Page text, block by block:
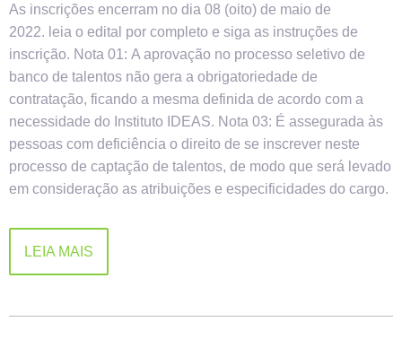
As inscrições encerram no dia 08 (oito) de maio de
2022. leia o edital por completo e siga as instruções de
inscrição. Nota 01: A aprovação no processo seletivo de
banco de talentos não gera a obrigatoriedade de
contratação, ficando a mesma definida de acordo com a
necessidade do Instituto IDEAS. Nota 03: É assegurada às
pessoas com deficiência o direito de se inscrever neste
processo de captação de talentos, de modo que será levado
em consideração as atribuições e especificidades do cargo.
LEIA MAIS